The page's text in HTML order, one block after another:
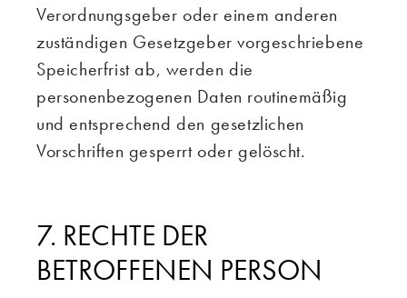
Verordnungsgeber oder einem anderen
zuständigen Gesetzgeber vorgeschriebene
Speicherfrist ab, werden die
personenbezogenen Daten routinemäßig
und entsprechend den gesetzlichen
Vorschriften gesperrt oder gelöscht.
7. RECHTE DER
BETROFFENEN PERSON